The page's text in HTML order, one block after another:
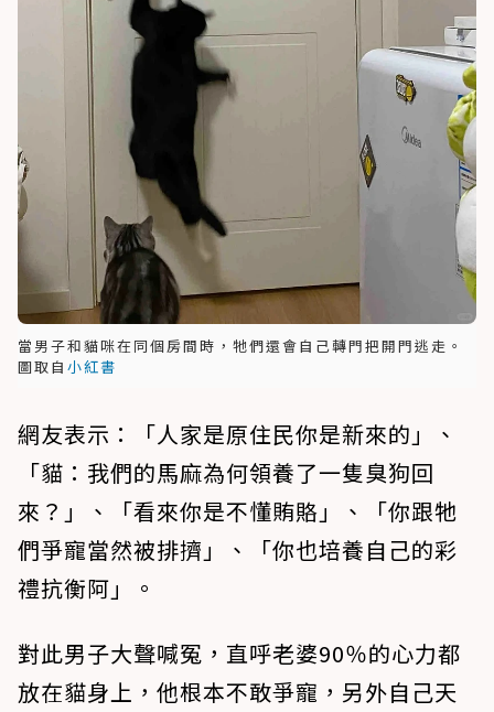
當男子和貓咪在同個房間時，牠們還會自己轉門把開門逃走。
圖取自 小紅書
網友表示：「人家是原住民你是新來的」、
「貓：我們的馬麻為何領養了一隻臭狗回
來？」、「看來你是不懂賄賂」、「你跟牠
們爭寵當然被排擠」、「你也培養自己的彩
禮抗衡阿」。
對此男子大聲喊冤，直呼老婆90％的心力都
放在貓身上，他根本不敢爭寵，另外自己天